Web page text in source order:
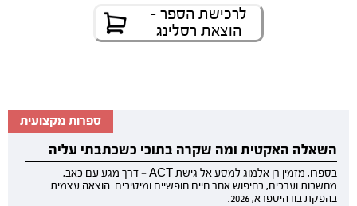
לרכישת הספר -
הוצאת רסלינג
ספרות מקצועית
השאלה האקטית ומה שקרה בתוכי כשכתבתי עליה
בספרו, מזמין רן אלמוג למסע אל גישת ACT — דרך מגע עם כאב,
מחשבות וערכים, בחיפוש אחר חיים חופשיים ומיטיבים. הוצאה עצמית
בהפקת בודהיספרא, 2026.